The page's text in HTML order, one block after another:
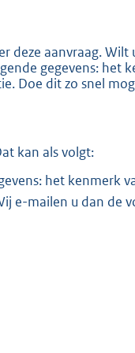
deze aanvraag.
gegevens: het
Doe dit zo snel
kan als volgt:
het kenmerk
e-mailen u dan de